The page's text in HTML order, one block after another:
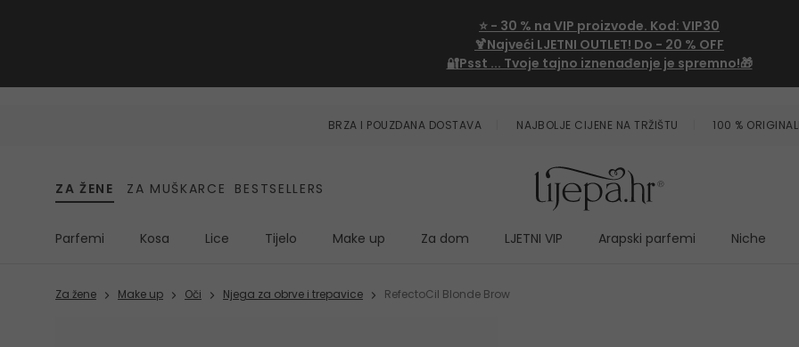
⭐ - 30 % na VIP proizvode. Kod: VIP30
🍹Najveći LJETNI OUTLET! Do - 20 % OFF
🔐Psst ... Tvoje tajno iznenađenje je spremno!🎁
BRZA I POUZDANA DOSTAVA NAJBOLJE CIJENE NA TRŽIŠTU 100 %
ZA ŽENE ZA MUŠKARCE BESTSELLERS
Parfemi Kosa Lice Tijelo Make up Za dom LJETNI VIP Arapski parfemi Niche
Za žene Make up Oči Njega za obrve i trepavice RefectoCil Blonde Brow